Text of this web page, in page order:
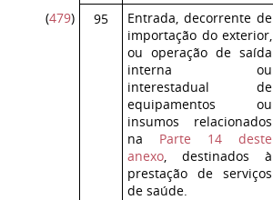
(479) 95
Entrada, decorrente de
importação do exterior,
ou operação de saída
interna ou
interestadual de
equipamentos ou
insumos relacionados
na Parte 14 deste
anexo, destinados à
prestação de serviços
de saúde.